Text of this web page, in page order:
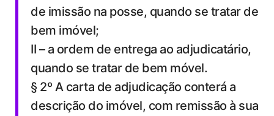
de imissão na posse, quando se tratar de
bem imóvel;
II – a ordem de entrega ao adjudicatário,
quando se tratar de bem móvel.
§ 2º A carta de adjudicação conterá a
descrição do imóvel, com remissão à sua